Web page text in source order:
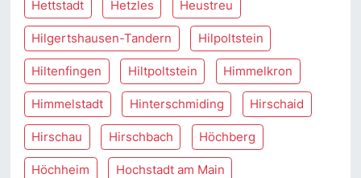
Hettstadt Hetzles Heustreu
Hilgertshausen-Tandern Hilpoltstein
Hiltenfingen Hiltpoltstein Himmelkron
Himmelstadt Hinterschmiding Hirschaid
Hirschau Hirschbach Höchberg
Höchheim Hochstadt am Main